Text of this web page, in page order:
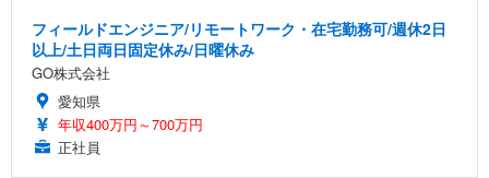
フィールドエンジニア/リモートワーク・在宅勤務可/週休2日
以上/土日両日固定休み/日曜休み
GO株式会社
愛知県
年収400万円～700万円
正社員